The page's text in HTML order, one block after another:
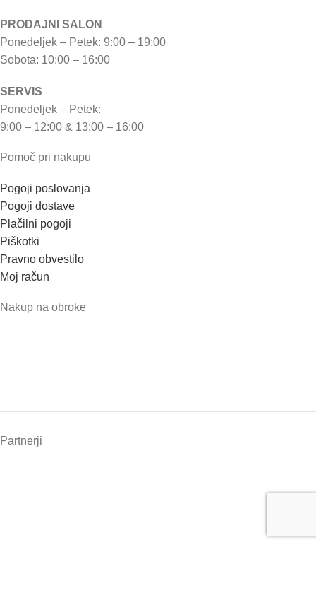
PRODAJNI SALON
Ponedeljek – Petek: 9:00 – 19:00
Sobota: 10:00 – 16:00
SERVIS
Ponedeljek – Petek:
9:00 – 12:00 & 13:00 – 16:00
Pomoč pri nakupu
Pogoji poslovanja
Pogoji dostave
Plačilni pogoji
Piškotki
Pravno obvestilo
Moj račun
Nakup na obroke
Partnerji